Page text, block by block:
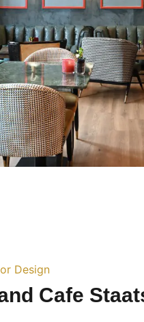
Design
Cafe